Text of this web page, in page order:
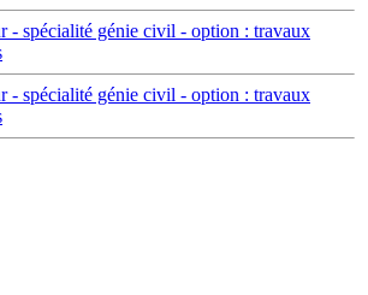
- spécialité génie civil - option : travaux
- spécialité génie civil - option : travaux